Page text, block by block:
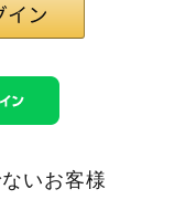
いお客様